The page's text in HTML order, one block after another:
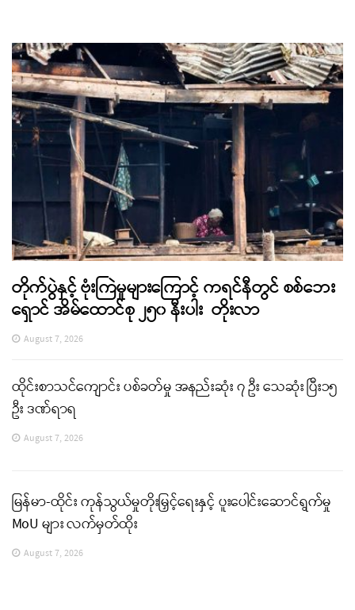
တိုက်ပွဲနှင့် ဗုံးကြဲမှုများကြောင့် ကရင်နီတွင် စစ်ဘေး
ရှောင် အိမ်ထောင်စု ၂၅၀ နီးပါး တိုးလာ
August 7, 2026
ထိုင်းစာသင်ကျောင်း ပစ်ခတ်မှု အနည်းဆုံး ၇ ဦး သေဆုံး ပြီး၁၅
ဦး ဒဏ်ရာရ
August 7, 2026
မြန်မာ-ထိုင်း ကုန်သွယ်မှုတိုးမြှင့်ရေးနှင့် ပူးပေါင်းဆောင်ရွက်မှု
MoU များ လက်မှတ်ထိုး
August 7, 2026